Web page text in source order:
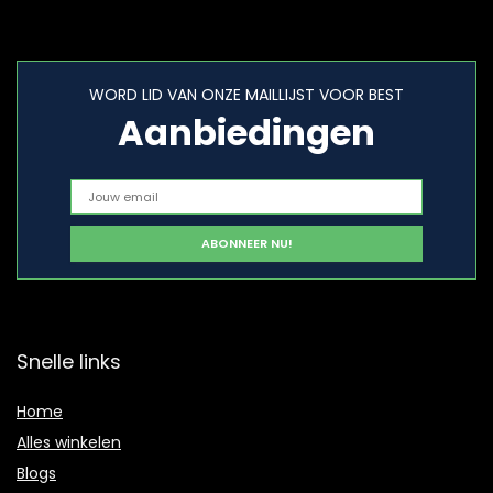
WORD LID VAN ONZE MAILLIJST VOOR BEST
Aanbiedingen
Snelle links
Home
Alles winkelen
Blogs